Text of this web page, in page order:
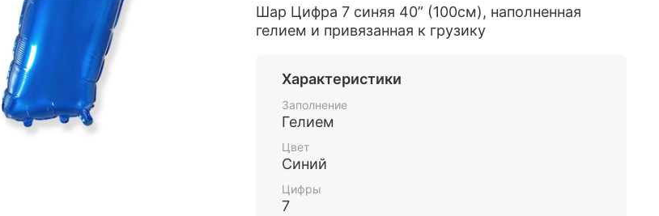
Шар Цифра 7 синяя 40” (100см), наполненная
гелием и привязанная к грузику
Характеристики
Заполнение
Гелием
Цвет
Синий
Цифры
7